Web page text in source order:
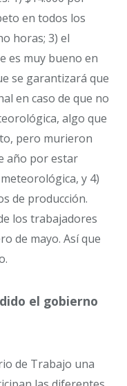
en todos los
horas; 3) el
es muy bueno en
se garantizará que
en caso de que no
algo que
pero murieron
año por estar
y 4)
de producción.
los trabajadores
de mayo. Así que
el gobierno
de Trabajo una